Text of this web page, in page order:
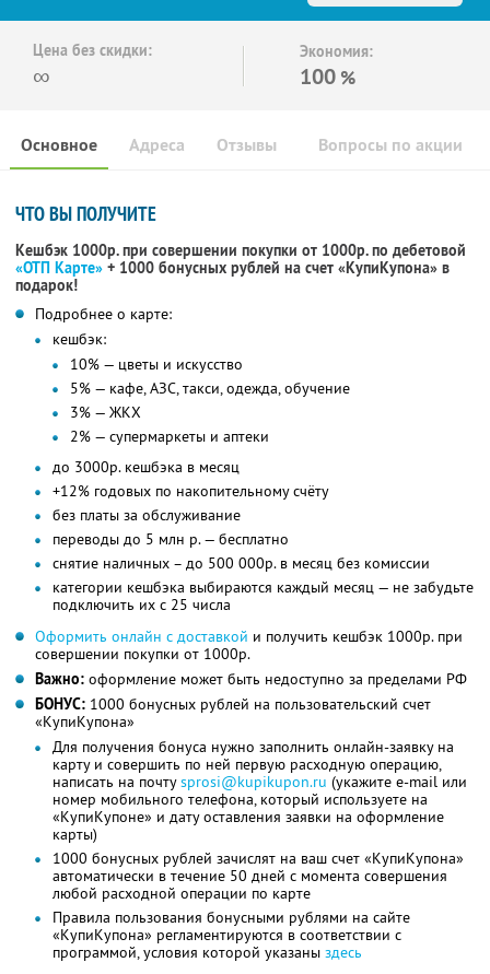
Цена без скидки:
∞
Экономия:
100 %
Основное Отзывы Вопросы по акции
Адреса
ЧТО ВЫ ПОЛУЧИТЕ
Кешбэк 1000р. при совершении покупки от 1000р. по дебетовой
«ОТП Карте» + 1000 бонусных рублей на счет «КупиКупона» в
подарок!
Подробнее о карте:
кешбэк:
10% — цветы и искусство
5% — кафе, АЗС, такси, одежда, обучение
3% — ЖКХ
2% — супермаркеты и аптеки
до 3000р. кешбэка в месяц
+12% годовых по накопительному счёту
без платы за обслуживание
переводы до 5 млн р. — бесплатно
снятие наличных – до 500 000р. в месяц без комиссии
категории кешбэка выбираются каждый месяц — не забудьте
подключить их с 25 числа
Оформить онлайн с доставкой и получить кешбэк 1000р. при
совершении покупки от 1000р.
Важно: оформление может быть недоступно за пределами РФ
БОНУС: 1000 бонусных рублей на пользовательский счет
«КупиКупона»
Для получения бонуса нужно заполнить онлайн-заявку на
карту и совершить по ней первую расходную операцию,
написать на почтуsprosi@kupikupon.ru (укажите e-mail или
номер мобильного телефона, который используете на
«КупиКупоне» и дату оставления заявки на оформление
карты)
1000 бонусных рублей зачислят на ваш счет «КупиКупона»
автоматически в течение 50 дней с момента совершения
любой расходной операции по карте
Правила пользования бонусными рублями на сайте
«КупиКупона» регламентируются в соответствии с
программой, условия которой указаны здесь